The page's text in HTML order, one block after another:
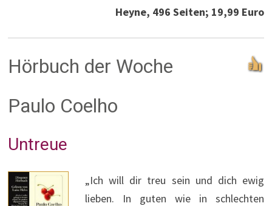
Heyne, 496 Seiten; 19,99 Euro
Hörbuch der Woche
Paulo Coelho
Untreue
„Ich will dir treu sein und dich ewig
lieben. In guten wie in schlechten